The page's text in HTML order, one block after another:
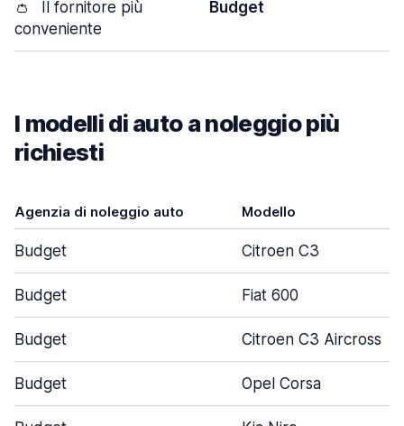
👛
Il fornitore più
conveniente
Budget
I modelli di auto a noleggio più
richiesti
Agenzia di noleggio auto Modello
Budget Citroen C3
Budget Fiat 600
Budget Citroen C3 Aircross
Budget Opel Corsa